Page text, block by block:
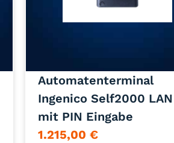
Automatenterminal
Ingenico Self2000 LAN
mit PIN Eingabe
1.215,00 €